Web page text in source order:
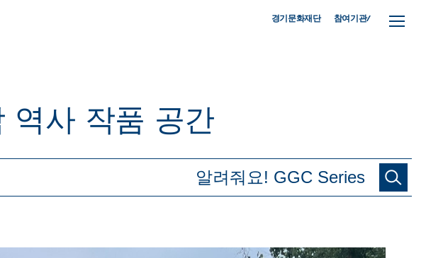
경기문화재단 참여기관/
역사 작품 공간